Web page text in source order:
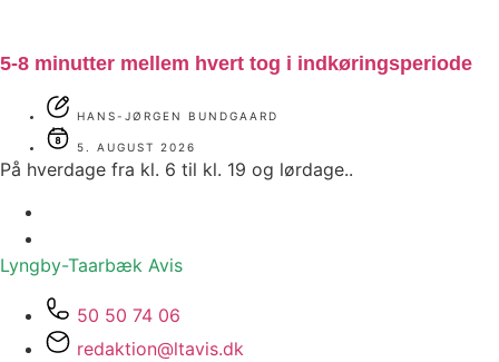
5-8 minutter mellem hvert tog i indkøringsperiode
HANS-JØRGEN BUNDGAARD
5. AUGUST 2026
På hverdage fra kl. 6 til kl. 19 og lørdage..
Lyngby-Taarbæk Avis
50 50 74 06
redaktion@ltavis.dk